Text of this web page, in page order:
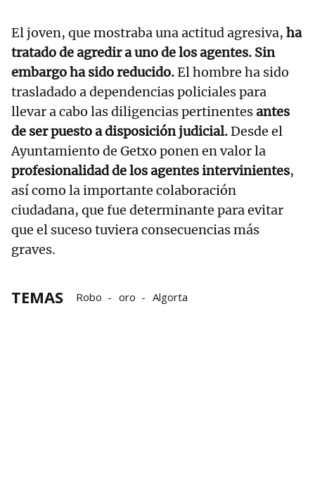
El joven, que mostraba una actitud agresiva, ha
tratado de agredir a uno de los agentes. Sin
embargo ha sido reducido.El hombre ha sido
trasladado a dependencias policiales para
llevar a cabo las diligencias pertinentesantes
de ser puesto a disposición judicial.Desde el
Ayuntamiento de Getxo ponen en valor la
profesionalidad de los agentes intervinientes,
así como la importante colaboración
ciudadana, que fue determinante para evitar
que el suceso tuviera consecuencias más
graves.
TEMAS Robo oro Algorta